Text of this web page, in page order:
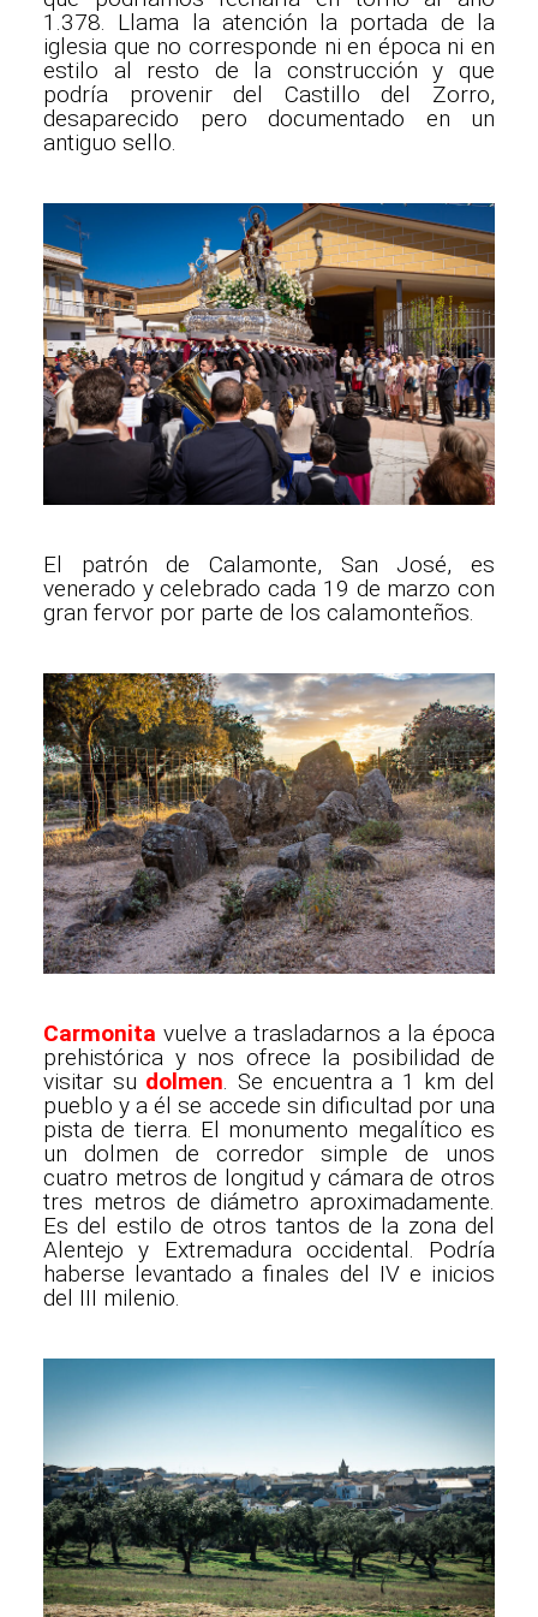
1.378. Llama la atención la portada de la
iglesia que no corresponde ni en época ni en
estilo al resto de la construcción y que
podría provenir del Castillo del Zorro,
desaparecido pero documentado en un
antiguo sello.
El patrón de Calamonte, San José, es
venerado y celebrado cada 19 de marzo con
gran fervor por parte de los calamonteños.
Carmonita vuelve a trasladarnos a la época
prehistórica y nos ofrece la posibilidad de
visitar su dolmen. Se encuentra a 1 km del
pueblo y a él se accede sin dificultad por una
pista de tierra. El monumento megalítico es
un dolmen de corredor simple de unos
cuatro metros de longitud y cámara de otros
tres metros de diámetro aproximadamente.
Es del estilo de otros tantos de la zona del
Alentejo y Extremadura occidental. Podría
haberse levantado a finales del IV e inicios
del III milenio.